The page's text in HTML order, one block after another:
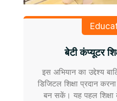
बेटी कंप्यूटर
इस अभियान का उद्देश्य
डिजिटल शिक्षा प्रदान
बन सकें। यह पहल शिक्षा